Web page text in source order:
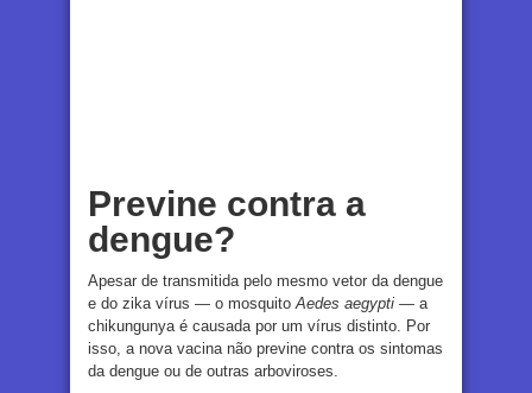
Previne contra a
dengue?
Apesar de transmitida pelo mesmo vetor da dengue
e do zika vírus — o mosquitoAedes aegypti — a
chikungunya é causada por um vírus distinto. Por
isso, a nova vacina não previne contra os sintomas
da dengue ou de outras arboviroses.